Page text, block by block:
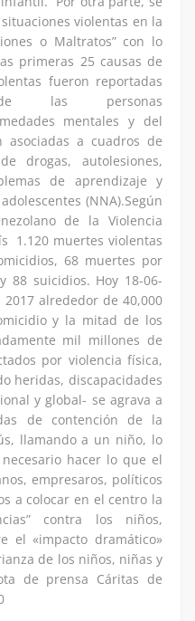
violentas en la
o Maltratos” con lo
primeras 25 causas de
fueron reportadas
personas
mentales y del
asociadas a cuadros de
drogas, autolesiones,
de aprendizaje y
(NNA).⁣⁣Según
de la Violencia
1.120 muertes violentas
68 muertes por
88 suicidios. Hoy 18-06-
alrededor de 40,000
y la mitad de los
mil millones de
por violencia física,
heridas, discapacidades
y global- se agrava a
de contención de la
llamando a un niño, lo
hacer lo que el
empresaros, políticos
a colocar en el centro la
contra los niños,
el «impacto dramático»
de los niños, niñas y
de prensa Cáritas de